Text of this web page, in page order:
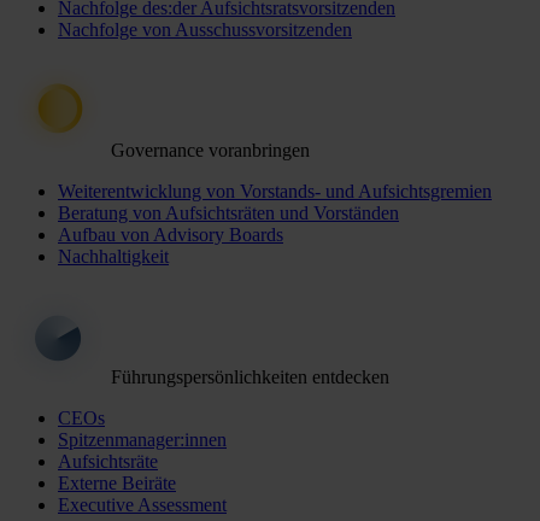
Nachfolge des:der Aufsichtsratsvorsitzenden
Nachfolge von Ausschussvorsitzenden
Governance voranbringen
Weiterentwicklung von Vorstands- und Aufsichtsgremien
Beratung von Aufsichtsräten und Vorständen
Aufbau von Advisory Boards
Nachhaltigkeit
Führungspersönlichkeiten entdecken
CEOs
Spitzenmanager:innen
Aufsichtsräte
Externe Beiräte
Executive Assessment